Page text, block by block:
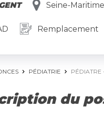
Seine-
Remplacement
PÉDIATRIE PÉDIATRE
du